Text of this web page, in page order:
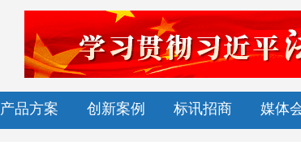
产品方案 创新案例 标讯招商 媒体